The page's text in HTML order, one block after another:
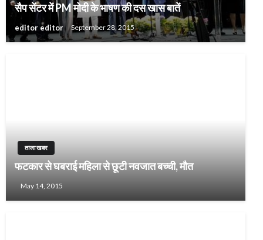
सैप सेंटर में PM मोदी के भाषण की दस खास बातें
editor editor September 28, 2015
ताजा खबर
फटकार से घबराई महिला से छूटी नवजात बच्ची, मौत
May 14, 2015